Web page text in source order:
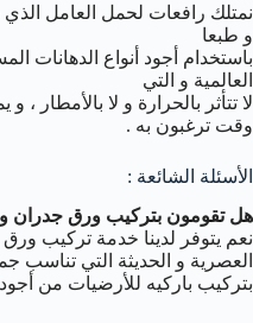
نمتلك رافعات لحمل العامل الذي
و طبعا
باستخدام أجود أنواع الدهانات
العالمية و التي
لا تتأثر بالحرارة و لا بالأمطار
وقت ترغبون به .
الأسئلة الشائعة :
هل تقومون بتركيب ورق جدران و
نعم يتوفر لدينا خدمة تركيب
العصرية و الحديثة التي تناسب
بتركيب باركيه للأرضيات من